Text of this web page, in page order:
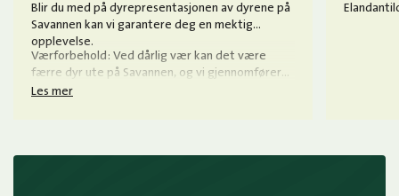
Blir du med på dyrepresentasjonen av dyrene på
Savannen kan vi garantere deg en mektig
opplevelse.
Værforbehold: Ved dårlig vær kan det være
færre dyr ute på Savannen, og vi gjennomfører
da en kortere presentasjon.
Les mer